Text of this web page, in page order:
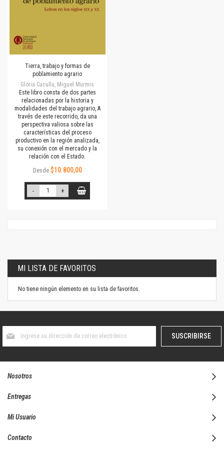
Tierra, trabajo y formas de
poblamiento agrario
Gloria Cucullu, Miguel Murmis
Este libro consta de dos partes
relacionadas por la historia y
modalidades del trabajo agrario, A
través de este recorrido, da una
perspectiva valiosa sobre las
características del proceso
productivo en la región analizada,
su conexión con el mercado y la
relación con el Estado.
Desde $10.800,00
- +
MI LISTA DE FAVORITOS
No tiene ningún elemento en su lista de favoritos.
boletín
SUSCRIBIRSE
Nosotros
Entregas
Mi Usuario
Contacto